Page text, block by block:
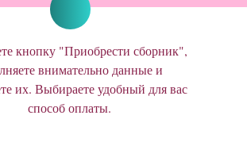
кнопку "Приобрести сборник",
внимательно данные и
их. Выбираете удобный для вас
способ оплаты.